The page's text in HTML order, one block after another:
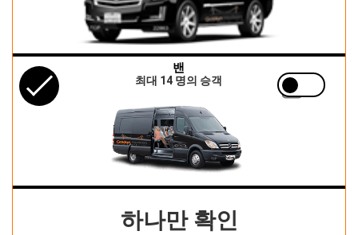
밴
최대 14 명의 승객
하나만 확인